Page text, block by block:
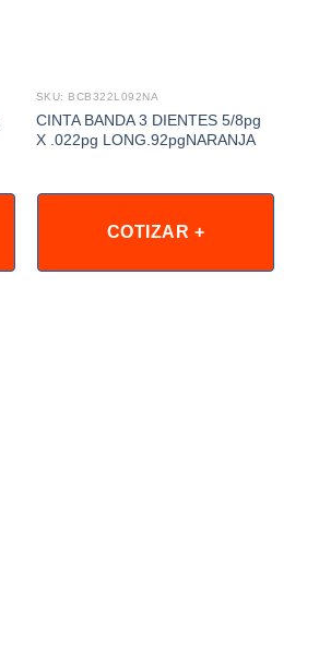
SKU: BCB322L092NA
CINTA BANDA 3 DIENTES 5/8pg
X .022pg LONG.92pgNARANJA
COTIZAR +